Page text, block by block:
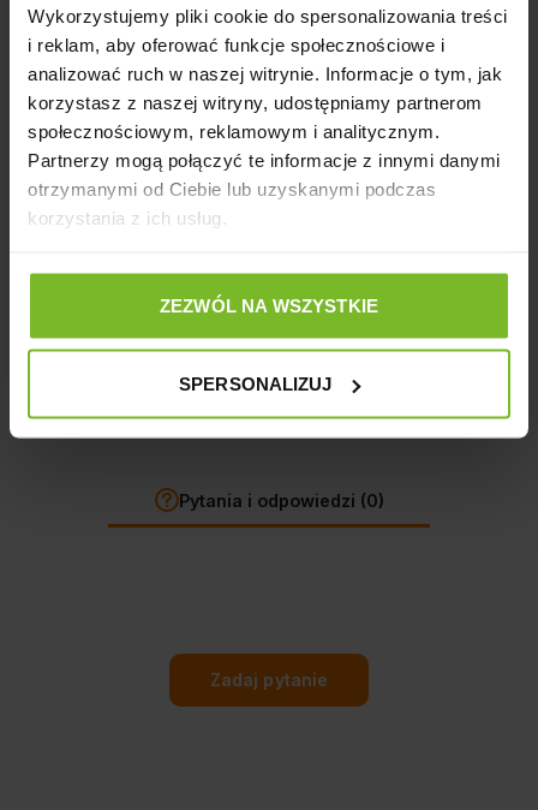
Wykorzystujemy pliki cookie do spersonalizowania treści
i reklam, aby oferować funkcje społecznościowe i
analizować ruch w naszej witrynie. Informacje o tym, jak
korzystasz z naszej witryny, udostępniamy partnerom
społecznościowym, reklamowym i analitycznym.
Partnerzy mogą połączyć te informacje z innymi danymi
otrzymanymi od Ciebie lub uzyskanymi podczas
korzystania z ich usług.
ZEZWÓL NA WSZYSTKIE
SPERSONALIZUJ
Producent
Szczegóły produktu
Opinie
Opinie o produkcie: POKRYWA KOMORY
Pytania i odpowiedzi (0)
Zadaj pytanie